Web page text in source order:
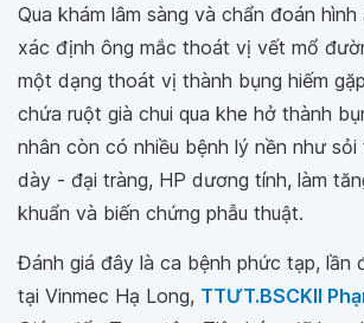
Qua khám lâm sàng và chẩn đoán
xác định ông mắc thoát vị vết mổ
một dạng thoát vị thành bụng hiếm
chứa ruột già chui qua khe hở thành
nhân còn có nhiều bệnh lý nền như sỏi
dày - đại tràng, HP dương tính, làm
khuẩn và biến chứng phẫu thuật.
Đánh giá đây là ca bệnh phức tạp, lần
tại Vinmec Hạ Long, TTƯT.BSCKII